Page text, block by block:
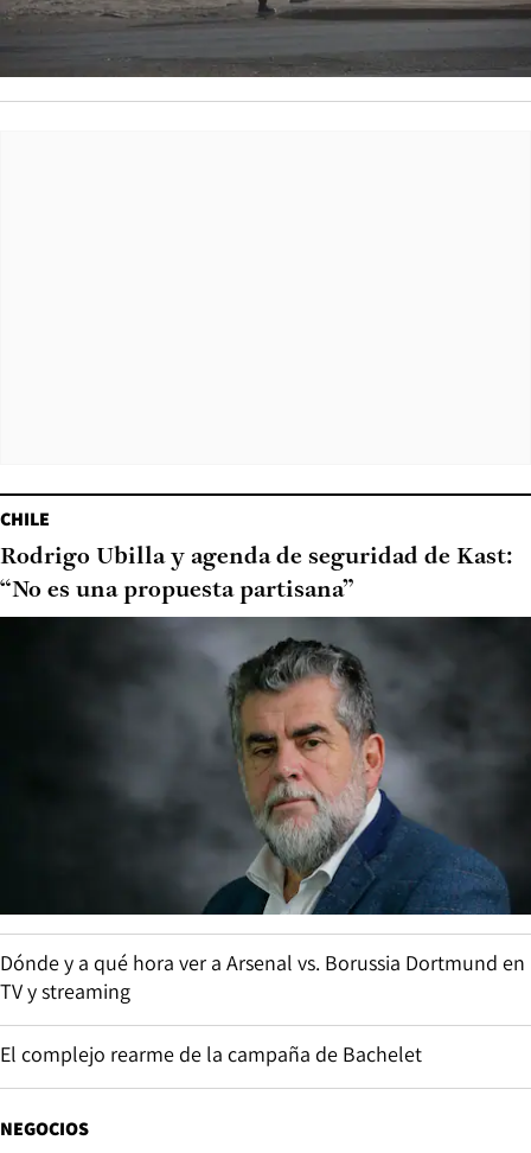
CHILE
Rodrigo Ubilla y agenda de seguridad de Kast:
“No es una propuesta partisana”
Dónde y a qué hora ver a Arsenal vs. Borussia Dortmund en
TV y streaming
El complejo rearme de la campaña de Bachelet
NEGOCIOS